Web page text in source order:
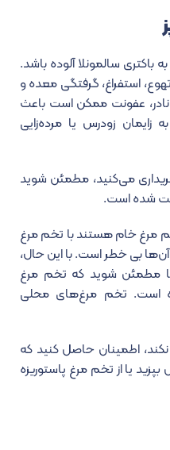
سالمونلا آلوده باشد.
استفراغ، گرفتگی معده و
نادر، عفونت ممکن است باعث
زودرس یا مرده‌زایی
می‌کنید، مطمئن شوید
شده است.
مرغ خام هستند با تخم مرغ
بی خطر است. با این حال،
مطمئن شوید که تخم مرغ
است. تخم مرغ‌های محلی
اطمینان حاصل کنید که
یا از تخم مرغ پاستوریزه